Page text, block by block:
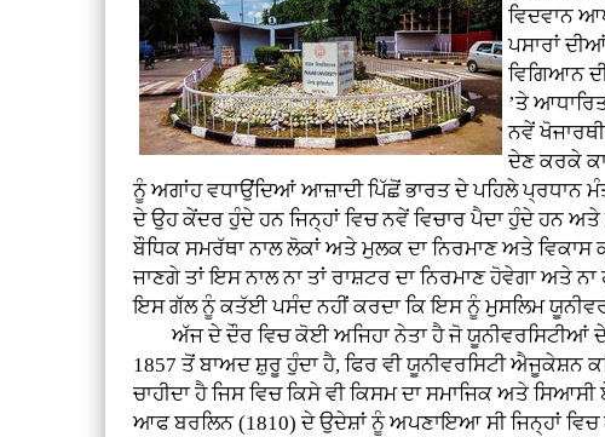
ਵਿਦਵਾਨ
ਪਸਾਰਾਂ
ਵਿਗਿਆਨ
’ਤੇ
ਨਵੇਂ
ਦੇਣ ਕਰਕੇ
ਨੂੰ ਅਗਾਂਹ ਵਧਾਉਂਦਿਆਂ ਆਜ਼ਾਦੀ ਪਿੱਛੋਂ ਭਾਰਤ ਦੇ ਪਹਿਲੇ ਪ੍ਰਧਾਨ
ਦੇ ਉਹ ਕੇਂਦਰ ਹੁੰਦੇ ਹਨ ਜਿਨ੍ਹਾਂ ਵਿਚ ਨਵੇਂ ਵਿਚਾਰ ਪੈਦਾ ਹੁੰਦੇ ਹਨ
ਬੌਧਿਕ ਸਮਰੱਥਾ ਨਾਲ ਲੋਕਾਂ ਅਤੇ ਮੁਲਕ ਦਾ ਨਿਰਮਾਣ ਅਤੇ ਵਿਕਾਸ
ਜਾਣਗੇ ਤਾਂ ਇਸ ਨਾਲ ਨਾ ਤਾਂ ਰਾਸ਼ਟਰ ਦਾ ਨਿਰਮਾਣ ਹੋਵੇਗਾ ਅਤੇ
ਇਸ ਗੱਲ ਨੂੰ ਕਤੱਈ ਪਸੰਦ ਨਹੀਂ ਕਰਦਾ ਕਿ ਇਸ ਨੂੰ ਮੁਸਲਿਮ
ਅੱਜ ਦੇ ਦੌਰ ਵਿਚ ਕੋਈ ਅਜਿਹਾ ਨੇਤਾ ਹੈ ਜੋ ਯੂਨੀਵਰਸਿਟੀਆਂ ਦੇ
1857 ਤੋਂ ਬਾਅਦ ਸ਼ੁਰੂ ਹੁੰਦਾ ਹੈ, ਫਿਰ ਵੀ ਯੂਨੀਵਰਸਿਟੀ ਐਜੂਕੇਸ਼ਨ
ਚਾਹੀਦਾ ਹੈ ਜਿਸ ਵਿਚ ਕਿਸੇ ਵੀ ਕਿਸਮ ਦਾ ਸਮਾਜਿਕ ਅਤੇ
ਆਫ ਬਰਲਿਨ (1810) ਦੇ ਉਦੇਸ਼ਾਂ ਨੂੰ ਅਪਣਾਇਆ ਸੀ ਜਿਨ੍ਹਾਂ